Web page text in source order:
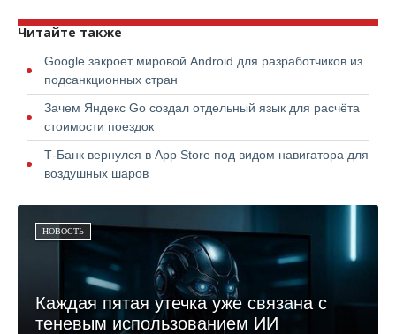
Читайте также
Google закроет мировой Android для разработчиков из
подсанкционных стран
Зачем Яндекс Go создал отдельный язык для расчёта
стоимости поездок
Т-Банк вернулся в App Store под видом навигатора для
воздушных шаров
НОВОСТЬ
Каждая пятая утечка уже связана с
теневым использованием ИИ